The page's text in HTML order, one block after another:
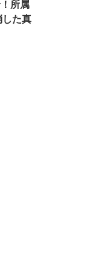
所属
た真